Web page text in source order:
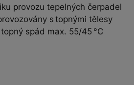
provozu tepelných čerpadel
s topnými tělesy
spád max. 55/45 °C